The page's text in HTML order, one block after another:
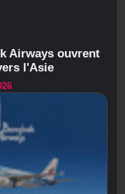
Airways ouvrent
l'Asie